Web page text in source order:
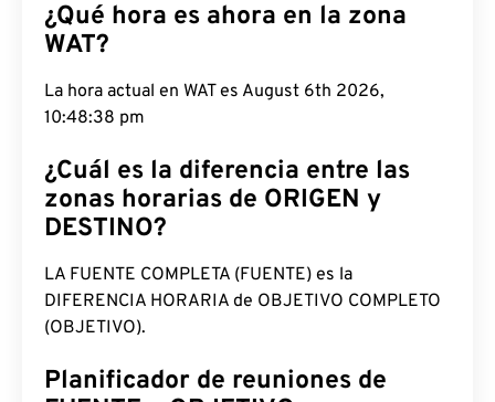
¿Qué hora es ahora en la zona
WAT?
La hora actual en WAT es August 6th 2026,
10:48:39 pm
¿Cuál es la diferencia entre las
zonas horarias de ORIGEN y
DESTINO?
LA FUENTE COMPLETA (FUENTE) es la
DIFERENCIA HORARIA de OBJETIVO COMPLETO
(OBJETIVO).
Planificador de reuniones de